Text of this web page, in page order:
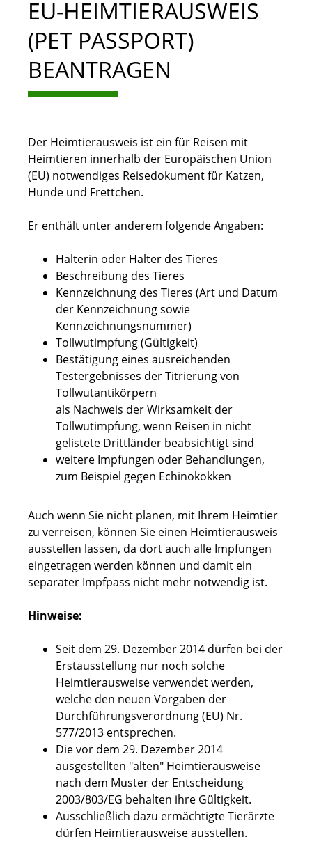
EU-HEIMTIERAUSWEIS
(PET PASSPORT)
BEANTRAGEN
Der Heimtierausweis ist ein für Reisen mit
Heimtieren innerhalb der Europäischen Union
(EU) notwendiges Reisedokument für Katzen,
Hunde und Frettchen.
Er enthält unter anderem folgende Angaben:
Halterin oder Halter des Tieres
Beschreibung des Tieres
Kennzeichnung des Tieres (Art und Datum
der Kennzeichnung sowie
Kennzeichnungsnummer)
Tollwutimpfung(Gültigkeit)
Bestätigung eines ausreichenden
Testergebnisses der Titrierung von
Tollwutantikörpern
als Nachweis der Wirksamkeit der
Tollwutimpfung, wenn Reisen in nicht
gelistete Drittländer beabsichtigt sind
weitere Impfungen oder Behandlungen,
zum Beispiel gegen Echinokokken
Auch wenn Sie nicht planen, mit Ihrem Heimtier
zu verreisen, können Sie einen Heimtierausweis
ausstellen lassen, da dort auch alle Impfungen
eingetragen werden können und damit ein
separater Impfpass nicht mehr notwendig ist.
Hinweise:
Seit dem 29. Dezember 2014 dürfen bei der
Erstausstellung nur noch solche
Heimtierausweise verwendet werden,
welche den neuen Vorgaben der
Durchführungsverordnung (EU) Nr.
577/2013 entsprechen.
Die vor dem 29. Dezember 2014
ausgestellten "alten" Heimtierausweise
nach dem Muster der Entscheidung
2003/803/EG behalten ihre Gültigkeit.
Ausschließlich dazu ermächtigte Tierärzte
dürfen Heimtierausweise ausstellen.